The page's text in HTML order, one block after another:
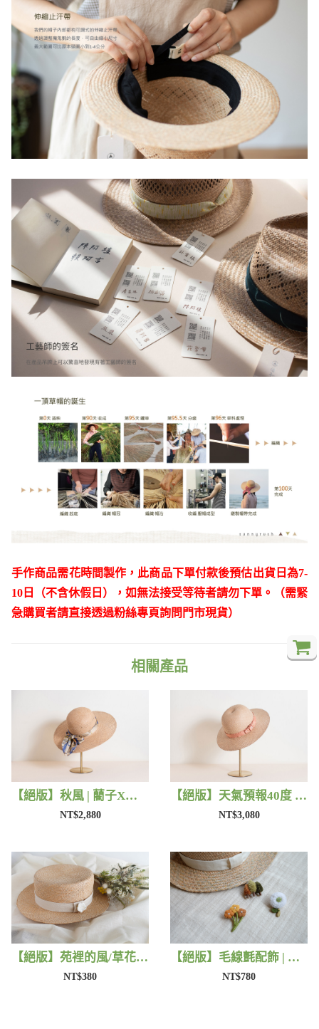
手作商品需花時間製作，此商品下單付款後預估出貨日為7-
10日（不含休假日），如無法接受等待者請勿下單。（需緊
急購買者請直接透過粉絲專頁詢問門市現貨）
相關產品
【絕版】秋風 | 藺子X好煩小姐
NT$2,880
【絕版】天氣預報40度 | 藺子X好煩小姐
NT$3,080
【絕版】苑裡的風/草花 | 藺子X片片
NT$380
【絕版】毛線氈配飾 | 藺子X小森物
NT$780